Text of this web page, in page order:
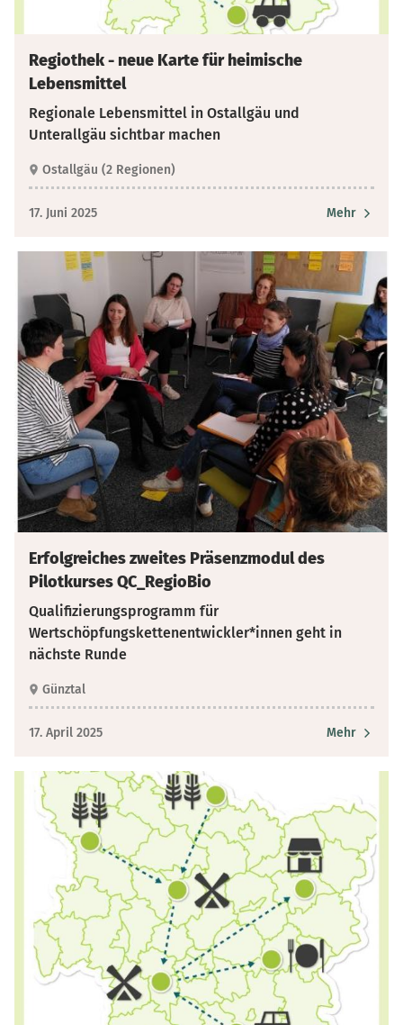
Regiothek - neue Karte für heimische
Lebensmittel
Regionale Lebensmittel in Ostallgäu und
Unterallgäu sichtbar machen
Ostallgäu (2 Regionen)
17. Juni 2025 Mehr
Erfolgreiches zweites Präsenzmodul des
Pilotkurses QC_RegioBio
Qualifizierungsprogramm für
Wertschöpfungskettenentwickler*innen geht in
nächste Runde
Günztal
17. April 2025 Mehr